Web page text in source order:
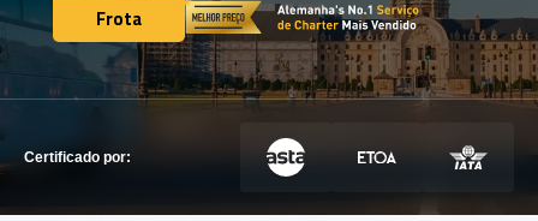
ENTRE EM CONTACTO
ENTRE EM CONTACTO
Frota
Frota
Certificado por: